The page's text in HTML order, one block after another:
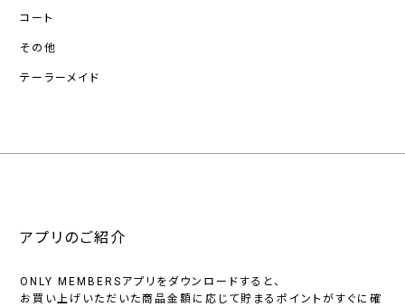
コート
その他
テーラーメイド
アプリのご紹介
ONLY MEMBERSアプリをダウンロードすると、
お買い上げいただいた商品金額に応じて貯まるポイントがすぐに確